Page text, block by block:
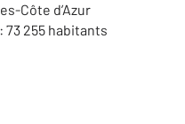
Côte d’Azur
73 255 habitants